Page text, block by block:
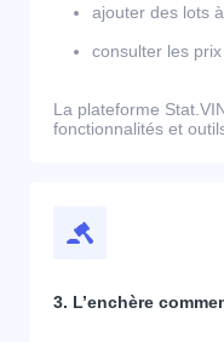
ajouter des lots
consulter les
La plateforme
fonctionnalités et
3. L’enchère